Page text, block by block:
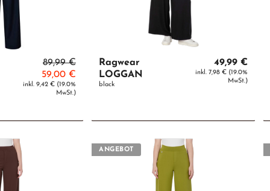
89,99 €
59,00 €
inkl. 9,42 € (19.0%
MwSt.)
Ragwear
LOGGAN
black
49,99 €
inkl. 7,98 € (19.0%
MwSt.)
ANGEBOT